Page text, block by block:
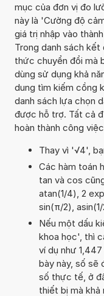
mục của đơn vị đo
này là 'Cường độ
giá trị nhập vào
Trong danh sách kết
thức chuyển đổi mà
dùng sử dụng khả
dung tìm kiếm cồng
danh sách lựa chọn
được hỗ trợ. Tất cả
hoàn thành công
Thay vì '√4',
Các hàm toán
tan và cos
atan(1/4), 2
sin(π/2),
Nếu một dấu
khoa học', thì
ví dụ như 1,447
bày này, số sẽ
số thực tế, ở
thiết bị mà khả